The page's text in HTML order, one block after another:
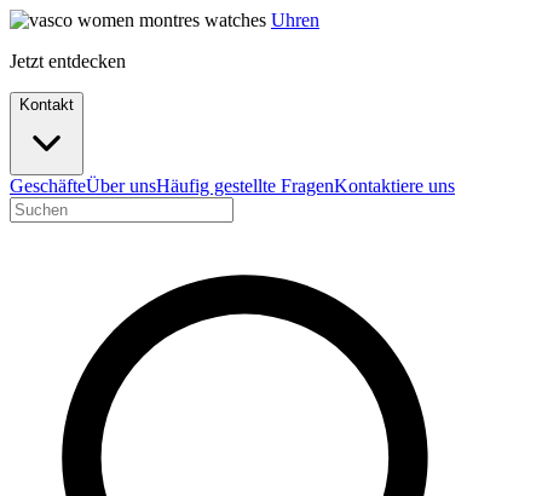
Uhren
Jetzt entdecken
Kontakt
GeschäfteÜber unsHäufig gestellte FragenKontaktiere uns